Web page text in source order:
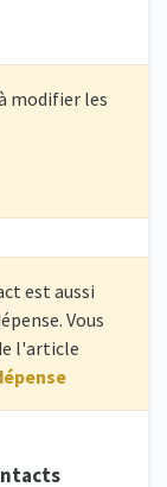
modifier les
est aussi
Vous
l'article